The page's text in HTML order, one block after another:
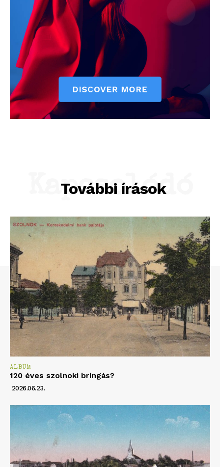
További írások
Kapcsolódó
ALBUM
120 éves szolnoki bringás?
2026.06.23.